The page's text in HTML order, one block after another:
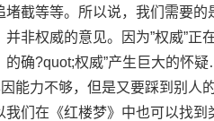
截等等。所以说，我们需要
非权威的意见。因为”权威”正
的确?quot;权威”产生巨大的怀
能力不够，但是又要踩到别人
们在《红楼梦》中也可以找